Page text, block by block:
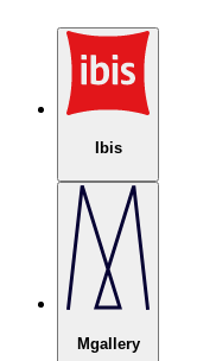
Ibis
Mgallery